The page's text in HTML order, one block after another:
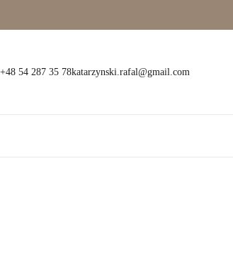
+48 54 287 35 78katarzynski.rafal@gmail.com